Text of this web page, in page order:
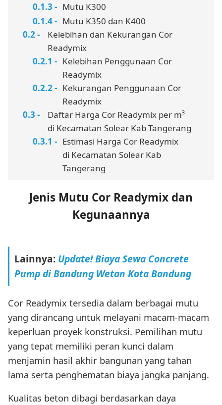
Mutu K300
Mutu K350 dan K400
Kelebihan dan Kekurangan Cor
Readymix
Kelebihan Penggunaan Cor
Readymix
Kekurangan Penggunaan Cor
Readymix
Daftar Harga Cor Readymix per m³
di Kecamatan Solear Kab Tangerang
Estimasi Harga Cor Readymix
di Kecamatan Solear Kab
Tangerang
Jenis Mutu Cor Readymix dan
Kegunaannya
Lainnya: Update! Biaya Sewa Concrete
Pump di Bandung Wetan Kota Bandung
Cor Readymix tersedia dalam berbagai mutu
yang dirancang untuk melayani macam-macam
keperluan proyek konstruksi. Pemilihan mutu
yang tepat memiliki peran kunci dalam
menjamin hasil akhir bangunan yang tahan
lama serta penghematan biaya jangka panjang.
Kualitas beton dibagi berdasarkan daya